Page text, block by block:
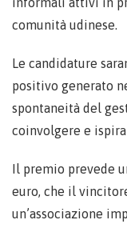
comunità udinese.
Le candidature
positivo generato
spontaneità del
coinvolgere e
Il premio prevede
euro, che il
un’associazione